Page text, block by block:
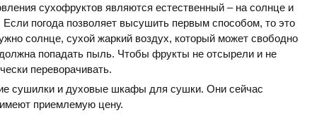
сухофруктов являются естественный – на солнце и
погода позволяет высушить первым способом, то это
солнце, сухой жаркий воздух, который может свободно
попадать пыль. Чтобы фрукты не отсырели и не
переворачивать.
сушилки и духовые шкафы для сушки. Они сейчас
приемлемую цену.